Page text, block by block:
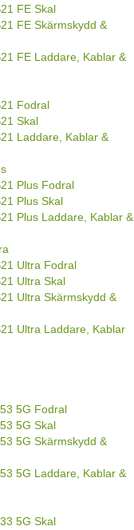
FE Skal
FE Skärmskydd &
FE Laddare, Kablar &
Fodral
Skal
Laddare, Kablar &
Plus Fodral
Plus Skal
Plus Laddare, Kablar &
Ultra Fodral
Ultra Skal
Ultra Skärmskydd &
Ultra Laddare, Kablar
5G Fodral
5G Skal
5G Skärmskydd &
5G Laddare, Kablar &
5G Skal